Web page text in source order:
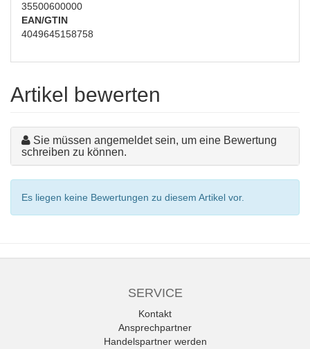
35500600000
EAN/GTIN
4049645158758
Artikel bewerten
Sie müssen angemeldet sein, um eine Bewertung
schreiben zu können.
Es liegen keine Bewertungen zu diesem Artikel vor.
SERVICE
Kontakt
Ansprechpartner
Handelspartner werden